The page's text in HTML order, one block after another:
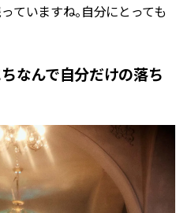
ていますね。自分にとっても
ちなんで自分だけの落ち